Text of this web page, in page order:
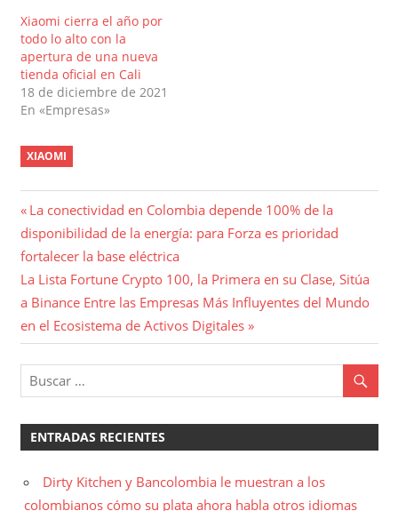
Xiaomi cierra el año por
todo lo alto con la
apertura de una nueva
tienda oficial en Cali
18 de diciembre de 2021
En «Empresas»
XIAOMI
Navegación
de
entradas
Entrada
anterior:
La conectividad en Colombia depende 100% de la
disponibilidad de la energía: para Forza es prioridad
fortalecer la base eléctrica
Entrada
siguiente:
La Lista Fortune Crypto 100, la Primera en su Clase, Sitúa
a Binance Entre las Empresas Más Influyentes del Mundo
en el Ecosistema de Activos Digitales
ENTRADAS RECIENTES
Dirty Kitchen y Bancolombia le muestran a los
colombianos cómo su plata ahora habla otros idiomas